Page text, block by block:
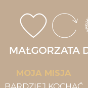
MOJA MISJA
BARDZIEJ KOCHAĆ